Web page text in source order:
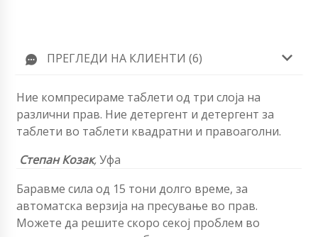
ПРЕГЛЕДИ НА КЛИЕНТИ (6)
Ние компресираме таблети од три слоја на
различни прав. Ние детергент и детергент за
таблети во таблети квадратни и правоаголни.
Степан Козак,Уфа
Баравме сила од 15 тони долго време, за
автоматска верзија на пресување во прав.
Можете да решите скоро секој проблем во